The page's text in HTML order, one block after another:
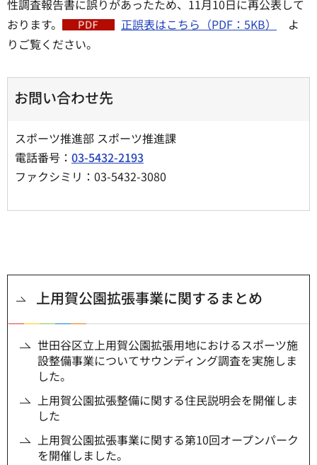
性調査報告書に誤りがあったため、11月10日に再公表して
おります。
正誤表はこちら（PDF：5KB）
よ
りご覧ください。
お問い合わせ先
スポーツ推進部 スポーツ推進課
電話番号： 03-5432-2193
ファクシミリ：03-5432-3080
上用賀公園拡張事業に関するまとめ
世田谷区立上用賀公園拡張用地におけるスポーツ施
設整備事業についてサウンディング調査を実施しま
した。
上用賀公園拡張整備に関する住民説明会を開催しま
した
上用賀公園拡張事業に関する第10回オープンパーク
を開催しました。